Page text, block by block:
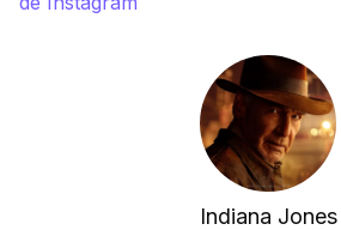
Indiana Jones